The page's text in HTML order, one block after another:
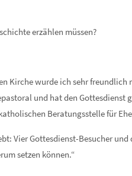
erzählen müssen?
Kirche wurde ich sehr
und hat den
Beratungsstelle für
Vier Gottesdienst-Besucher
setzen können.“